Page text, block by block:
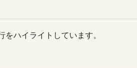
ハイライトしています。